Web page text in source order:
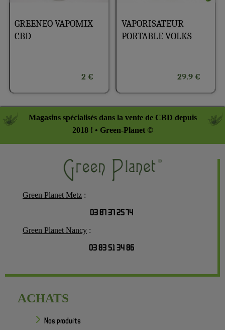
GREENEO VAPOMIX
CBD
2 €
VAPORISATEUR
PORTABLE VOLKS
29.9 €
Magasins spécialisés dans la vente de CBD depuis
2018 ! • Green-Planet ©
Green Planet Metz :
03 87 37 25 74
Green Planet Nancy :
03 83 51 34 86
ACHATS
Nos produits